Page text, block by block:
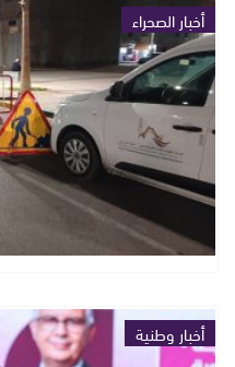
أخبار الصحراء
أخبار وطنية